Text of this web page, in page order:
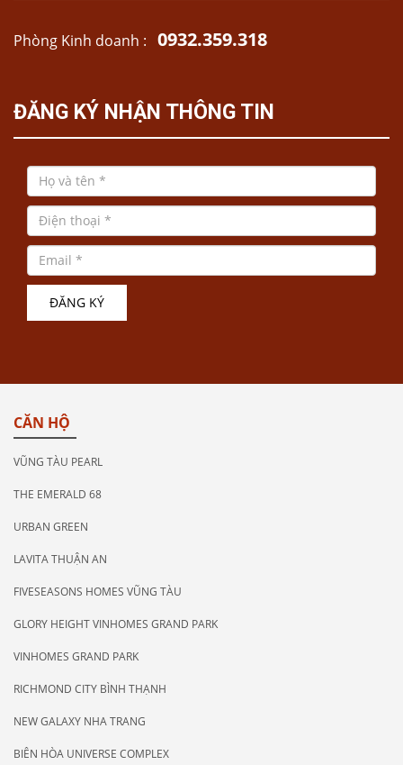
Phòng Kinh doanh : 0932.359.318
ĐĂNG KÝ NHẬN THÔNG TIN
ĐĂNG KÝ
CĂN HỘ
VŨNG TÀU PEARL
THE EMERALD 68
URBAN GREEN
LAVITA THUẬN AN
FIVESEASONS HOMES VŨNG TÀU
GLORY HEIGHT VINHOMES GRAND PARK
VINHOMES GRAND PARK
RICHMOND CITY BÌNH THẠNH
NEW GALAXY NHA TRANG
BIÊN HÒA UNIVERSE COMPLEX